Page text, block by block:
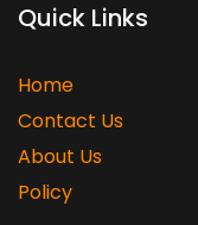
Quick Links
Home
Contact Us
About Us
Policy